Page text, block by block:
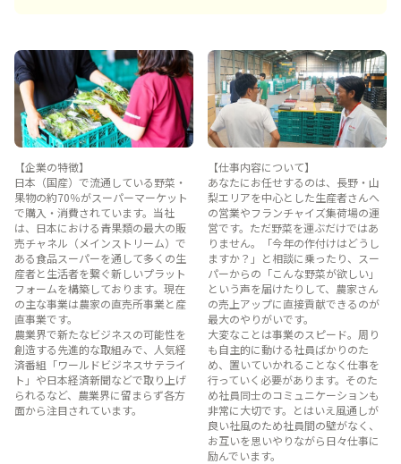
【企業の特徴】
日本（国産）で流通している野菜・
果物の約70％がスーパーマーケット
で購入・消費されています。当社
は、日本における青果類の最大の販
売チャネル（メインストリーム）で
ある食品スーパーを通して多くの生
産者と生活者を繋ぐ新しいプラット
フォームを構築しております。現在
の主な事業は農家の直売所事業と産
直事業です。
農業界で新たなビジネスの可能性を
創造する先進的な取組みで、人気経
済番組「ワールドビジネスサテライ
ト」や日本経済新聞などで取り上げ
られるなど、農業界に留まらず各方
面から注目されています。
【仕事内容について】
あなたにお任せするのは、長野・山
梨エリアを中心とした生産者さんへ
の営業やフランチャイズ集荷場の運
営です。ただ野菜を運ぶだけではあ
りません。「今年の作付けはどうし
ますか？」と相談に乗ったり、スー
パーからの「こんな野菜が欲しい」
という声を届けたりして、農家さん
の売上アップに直接貢献できるのが
最大のやりがいです。
大変なことは事業のスピード。周り
も自主的に動ける社員ばかりのた
め、置いていかれることなく仕事を
行っていく必要があります。そのた
め社員同士のコミュニケーションも
非常に大切です。とはいえ風通しが
良い社風のため社員間の壁がなく、
お互いを思いやりながら日々仕事に
励んでいます。